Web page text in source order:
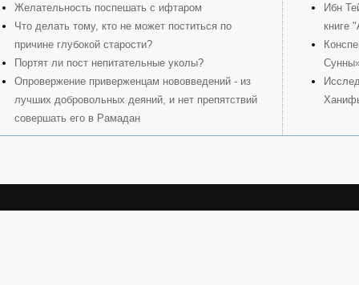
Желательность поспешать с ифтаром
Что делать тому, кто не может поститься по
причине глубокой старости?
Портят ли пост непитательные уколы?
Опровержение приверженцам нововведений - из
лучших добровольных деяний, и нет препятствий
совершать его в Рамадан
Ибн
книге